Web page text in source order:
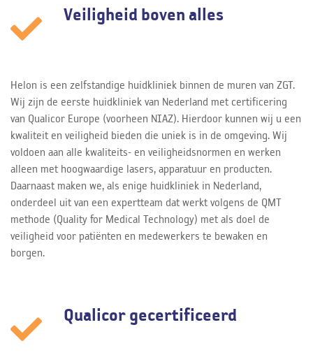
Veiligheid boven alles
Helon is een zelfstandige huidkliniek binnen de muren van ZGT.
Wij zijn de eerste huidkliniek van Nederland met certificering
van Qualicor Europe (voorheen NIAZ). Hierdoor kunnen wij u een
kwaliteit en veiligheid bieden die uniek is in de omgeving. Wij
voldoen aan alle kwaliteits- en veiligheidsnormen en werken
alleen met hoogwaardige lasers, apparatuur en producten.
Daarnaast maken we, als enige huidkliniek in Nederland,
onderdeel uit van een expertteam dat werkt volgens de QMT
methode (Quality for Medical Technology) met als doel de
veiligheid voor patiënten en medewerkers te bewaken en
borgen.
Qualicor gecertificeerd